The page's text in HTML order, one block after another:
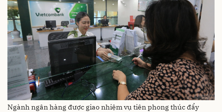
Ngành ngân hàng được giao nhiệm vụ tiên phong thúc đẩy